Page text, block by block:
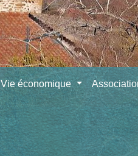
Vie économique